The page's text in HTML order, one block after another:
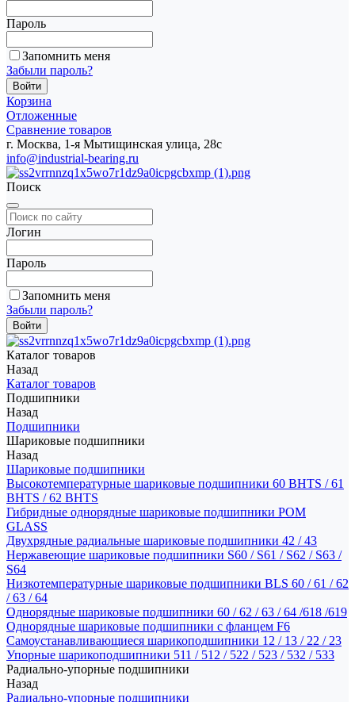
Пароль
Запомнить меня
Забыли пароль?
Корзина
Отложенные
Сравнение товаров
г. Москва, 1-я Мытищинская улица, 28с
info@industrial-bearing.ru
Поиск
Логин
Пароль
Запомнить меня
Забыли пароль?
Каталог товаров
Назад
Каталог товаров
Подшипники
Назад
Подшипники
Шариковые подшипники
Назад
Шариковые подшипники
Высокотемпературные шариковые подшипники 60 BHTS / 61
BHTS / 62 BHTS
Гибридные однорядные шариковые подшипники POM
GLASS
Двухрядные радиальные шариковые подшипники 42 / 43
Нержавеющие шариковые подшипники S60 / S61 / S62 / S63 /
S64
Низкотемпературные шариковые подшипники BLS 60 / 61 / 62
/ 63 / 64
Однорядные шариковые подшипники 60 / 62 / 63 / 64 /618 /619
Однорядные шариковые подшипники с фланцем F6
Самоустанавливающиеся шарикоподшипники 12 / 13 / 22 / 23
Упорные шарикоподшипники 511 / 512 / 522 / 523 / 532 / 533
Радиально-упорные подшипники
Назад
Радиально-упорные подшипники